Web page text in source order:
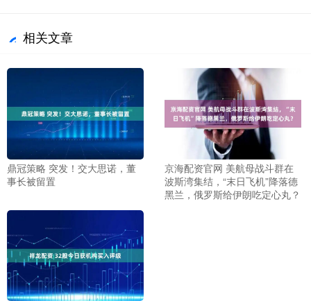
相关文章
鼎冠策略 突发！交大思诺，董
事长被留置
京海配资官网 美航母战斗群在
波斯湾集结，“末日飞机”降落德
黑兰，俄罗斯给伊朗吃定心丸？